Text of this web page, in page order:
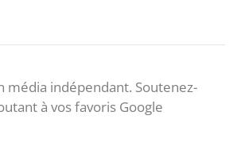
média indépendant. Soutenez-
à vos favoris Google